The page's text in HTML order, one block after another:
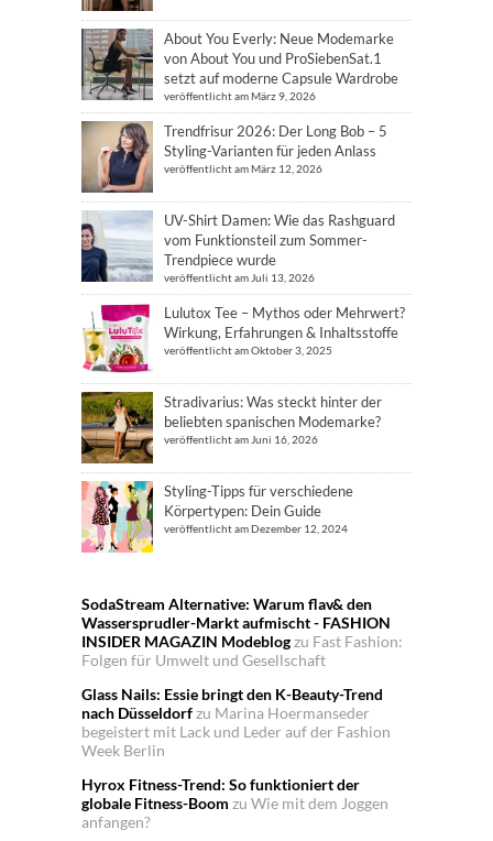
About You Everly: Neue Modemarke
von About You und ProSiebenSat.1
setzt auf moderne Capsule Wardrobe
veröffentlicht am März 9, 2026
Trendfrisur 2026: Der Long Bob – 5
Styling-Varianten für jeden Anlass
veröffentlicht am März 12, 2026
UV-Shirt Damen: Wie das Rashguard
vom Funktionsteil zum Sommer-
Trendpiece wurde
veröffentlicht am Juli 13, 2026
Lulutox Tee – Mythos oder Mehrwert?
Wirkung, Erfahrungen & Inhaltsstoffe
veröffentlicht am Oktober 3, 2025
Stradivarius: Was steckt hinter der
beliebten spanischen Modemarke?
veröffentlicht am Juni 16, 2026
Styling-Tipps für verschiedene
Körpertypen: Dein Guide
veröffentlicht am Dezember 12, 2024
SodaStream Alternative: Warum flav& den
Wassersprudler-Markt aufmischt - FASHION
INSIDER MAGAZIN Modeblogzu Fast Fashion:
Folgen für Umwelt und Gesellschaft
Glass Nails: Essie bringt den K-Beauty-Trend
nach Düsseldorfzu Marina Hoermanseder
begeistert mit Lack und Leder auf der Fashion
Week Berlin
Hyrox Fitness-Trend: So funktioniert der
globale Fitness-Boom zu Wie mit dem Joggen
anfangen?